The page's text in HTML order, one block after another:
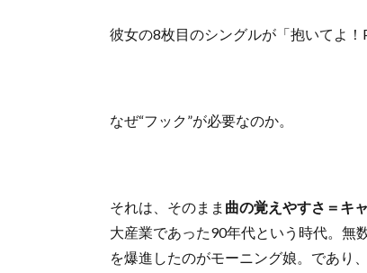
彼女の8枚目のシングルが「抱いてよ！
なぜ“フック”が必要なのか。
それは、そのまま 曲の覚えやすさ＝キ
大産業であった90年代という時代。無
を爆進したのがモーニング娘。であり